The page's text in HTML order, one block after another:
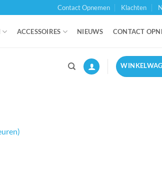
Contact Opnemen Klachten
ACCESSOIRES NIEUWS CONTACT